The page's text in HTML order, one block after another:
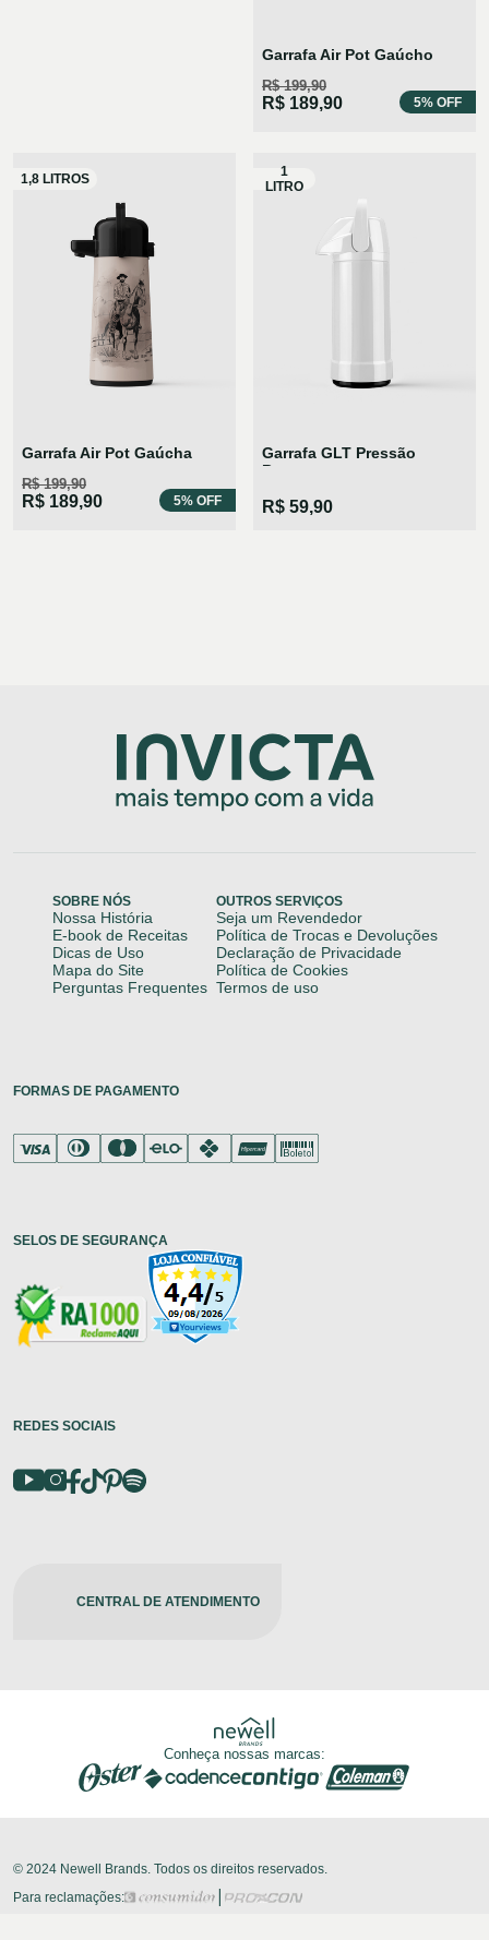
Garrafa Air Pot Gaúcho
R$ 199,90
R$ 189,90 5% OFF
Garrafa Air Pot Gaúcha
R$ 199,90
R$ 189,90 5% OFF
Garrafa GLT Pressão
Branca
R$ 59,90
SOBRE NÓS
Nossa História
E-book de Receitas
Dicas de Uso
Mapa do Site
Perguntas Frequentes
OUTROS SERVIÇOS
Seja um Revendedor
Política de Trocas e Devoluções
Declaração de Privacidade
Política de Cookies
Termos de uso
FORMAS DE PAGAMENTO
SELOS DE SEGURANÇA
REDES SOCIAIS
CENTRAL DE ATENDIMENTO
Conheça nossas marcas:
© 2024 Newell Brands. Todos os direitos reservados.
Para reclamações:
|